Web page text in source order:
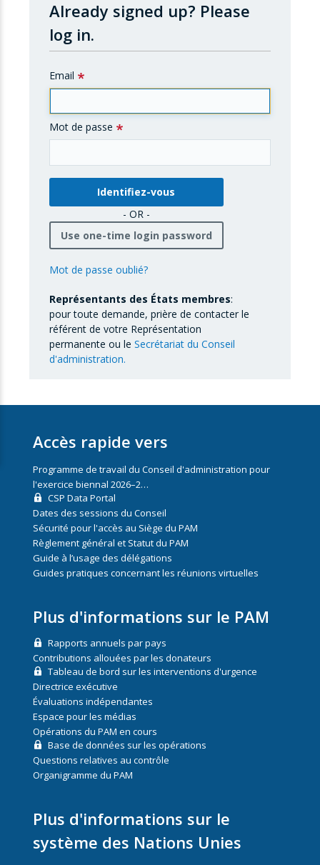
Already signed up? Please
log in.
Email
Mot de passe
- OR -
Use one-time login password
Mot de passe oublié?
Représentants des États membres:
pour toute demande, prière de contacter le
référent de votre Représentation
permanente ou le Secrétariat du Conseil
d'administration.
Accès rapide vers
Programme de travail du Conseil d'administration pour
l'exercice biennal 2026–2…
CSP Data Portal
Dates des sessions du Conseil
Sécurité pour l'accès au Siège du PAM
Règlement général et Statut du PAM
Guide à l’usage des délégations
Guides pratiques concernant les réunions virtuelles
Plus d'informations sur le PAM
Rapports annuels par pays
Contributions allouées par les donateurs
Tableau de bord sur les interventions d'urgence
Directrice exécutive
Évaluations indépendantes
Espace pour les médias
Opérations du PAM en cours
Base de données sur les opérations
Questions relatives au contrôle
Organigramme du PAM
Plus d'informations sur le
système des Nations Unies